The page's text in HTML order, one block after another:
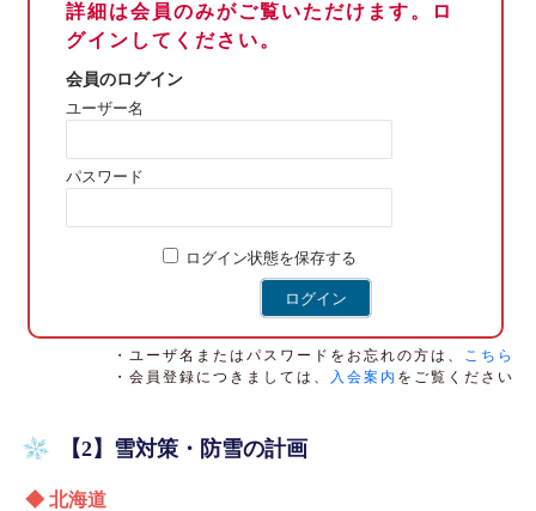
詳細は会員のみがご覧いただけます。ロ
グインしてください。
会員のログイン
ユーザー名
パスワード
ログイン状態を保存する
・ユーザ名またはパスワードをお忘れの方は、
こちら
・会員登録につきましては、
入会案内 をご覧ください
【2】雪対策・防雪の計画
◆ 北海道